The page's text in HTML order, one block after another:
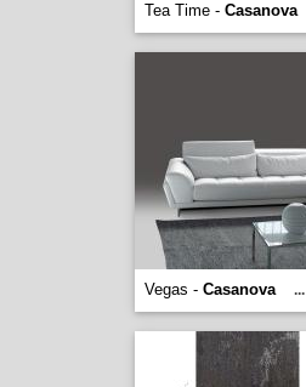
Tea Time - Casanova
Vegas - Casanova ...